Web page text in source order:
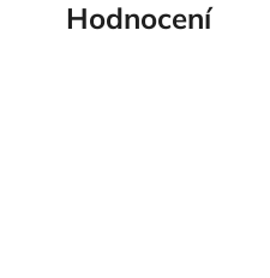
Hodnocení